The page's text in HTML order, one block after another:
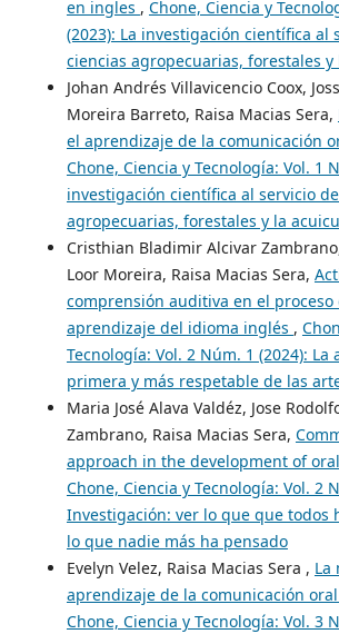
en ingles , Chone, Ciencia y
(2023): La investigación científica al
ciencias agropecuarias, forestales
Johan Andrés Villavicencio Coox,
Moreira Barreto, Raisa Macias Sera,
el aprendizaje de la comunicación
Chone, Ciencia y Tecnología: Vol. 1
investigación científica al servicio
agropecuarias, forestales y la
Cristhian Bladimir Alcivar
Loor Moreira, Raisa Macias Sera,
comprensión auditiva en el proceso
aprendizaje del idioma inglés ,
Tecnología: Vol. 2 Núm. 1 (2024):
primera y más respetable de las
Maria José Alava Valdéz, Jose
Zambrano, Raisa Macias Sera,
approach in the development of
Chone, Ciencia y Tecnología: Vol. 2
Investigación: ver lo que que todos
lo que nadie más ha pensado
Evelyn Velez, Raisa Macias Sera , La
aprendizaje de la comunicación
Chone, Ciencia y Tecnología: Vol. 3